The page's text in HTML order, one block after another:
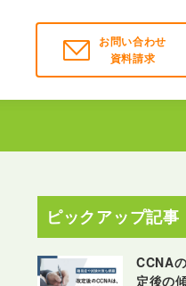
お問い合わせ
資料請求
ピックアップ記事
CCNA
定後の